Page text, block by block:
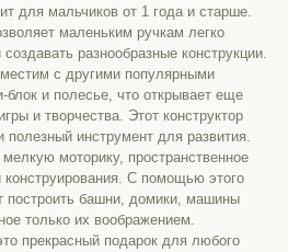
для мальчиков от 1 года и старше.
маленьким ручкам легко
разнообразные конструкции.
с другими популярными
блок и полесье, что открывает еще
и творчества. Этот конструктор
полезный инструмент для развития.
моторику, пространственное
С помощью этого
построить башни, домики, машины
только их воображением.
прекрасный подарок для любого